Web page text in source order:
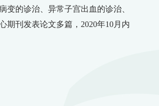
变的诊治、异常子宫出血的诊治、
期刊发表论文多篇，2020年10月内